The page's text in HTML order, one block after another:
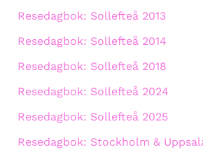
Resedagbok: Sollefteå 2013
Resedagbok: Sollefteå 2014
Resedagbok: Sollefteå 2018
Resedagbok: Sollefteå 2024
Resedagbok: Sollefteå 2025
Resedagbok: Stockholm &